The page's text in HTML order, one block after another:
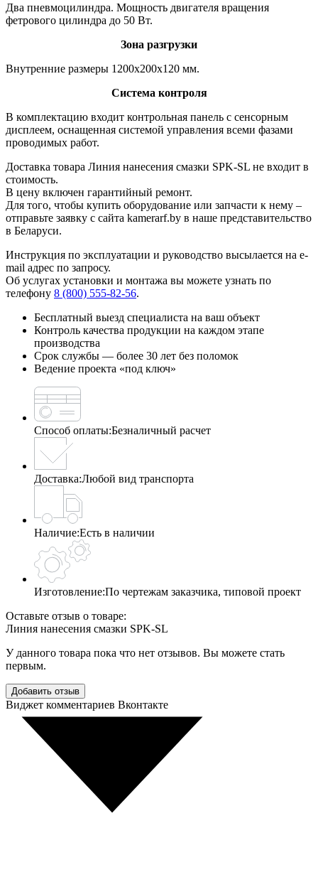
Два пневмоцилиндра. Мощность двигателя вращения
фетрового цилиндра до 50 Вт.
Зона разгрузки
Внутренние размеры 1200х200х120 мм.
Система контроля
В комплектацию входит контрольная панель с сенсорным
дисплеем, оснащенная системой управления всеми фазами
проводимых работ.
Доставка товара Линия нанесения смазки SPK-SL не входит в
стоимость.
В цену включен гарантийный ремонт.
Для того, чтобы купить оборудование или запчасти к нему –
отправьте заявку с сайта kamerarf.by в наше представительство
в Беларуси.
Инструкция по эксплуатации и руководство высылается на e-
mail адрес по запросу.
Об услугах установки и монтажа вы можете узнать по
телефону 8 (800) 555-82-56.
Бесплатный выезд специалиста на ваш объект
Контроль качества продукции на каждом этапе
производства
Срок службы — более 30 лет без поломок
Ведение проекта «под ключ»
Способ оплаты:Безналичный расчет
Доставка:Любой вид транспорта
Наличие:Есть в наличии
Изготовление:По чертежам заказчика, типовой проект
Оставьте отзыв о товаре:
Линия нанесения смазки SPK-SL
У данного товара пока что нет отзывов. Вы можете стать
первым.
Добавить отзыв
Виджет комментариев Вконтакте